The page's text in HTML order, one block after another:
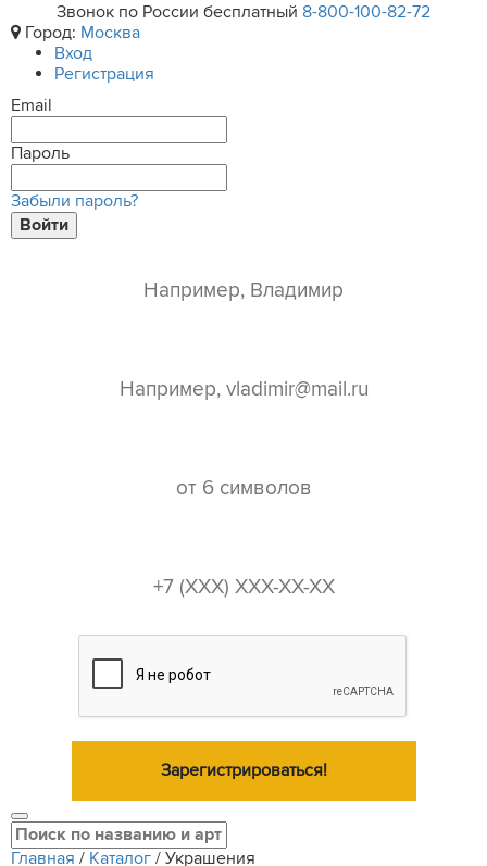
Звонок по России бесплатный 8-800-100-82-72
Город: Москва
Вход
Регистрация
Email
Пароль
Забыли пароль?
Войти
Зарегистрироваться!
Главная / Каталог / Украшения